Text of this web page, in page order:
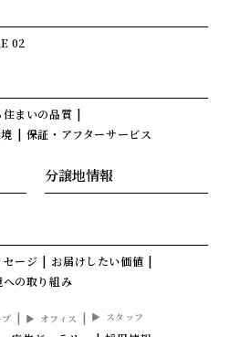
02
まいの品質
保証・アフターサービス
分譲地情報
セージ
お届けしたい価値
の取り組み
オフィス スタッフ